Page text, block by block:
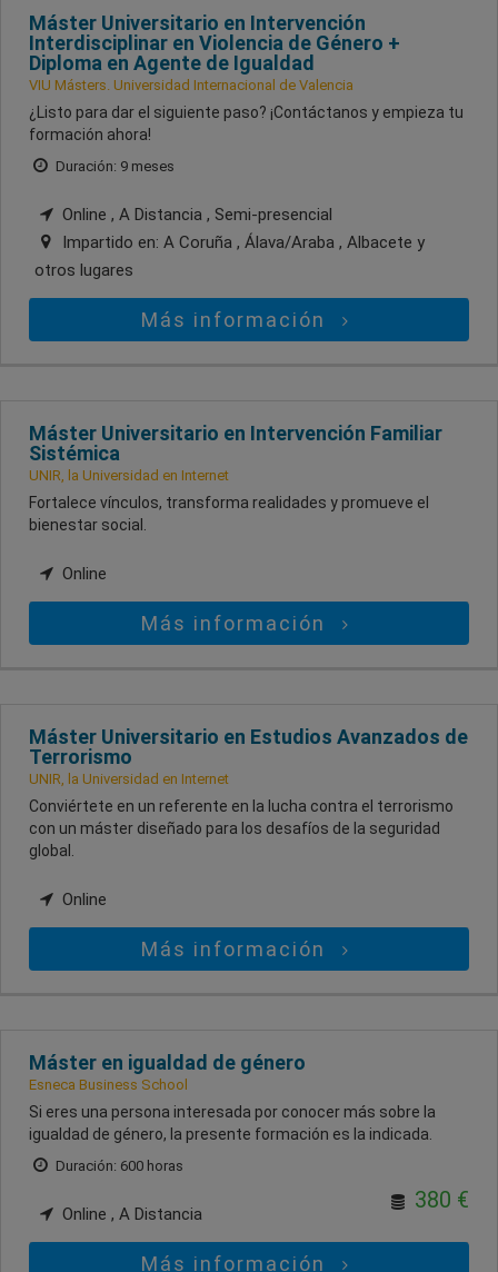
Máster Universitario en Intervención
Interdisciplinar en Violencia de Género +
Diploma en Agente de Igualdad
VIU Másters. Universidad Internacional de Valencia
¿Listo para dar el siguiente paso? ¡Contáctanos y empieza tu
formación ahora!
Duración: 9 meses
Online , A Distancia , Semi-presencial
Impartido en: A Coruña , Álava/Araba , Albacete y
otros lugares
Más información
Máster Universitario en Intervención Familiar
Sistémica
UNIR, la Universidad en Internet
Fortalece vínculos, transforma realidades y promueve el
bienestar social.
Online
Más información
Máster Universitario en Estudios Avanzados de
Terrorismo
UNIR, la Universidad en Internet
Conviértete en un referente en la lucha contra el terrorismo
con un máster diseñado para los desafíos de la seguridad
global.
Online
Más información
Máster en igualdad de género
Esneca Business School
Si eres una persona interesada por conocer más sobre la
igualdad de género, la presente formación es la indicada.
Duración: 600 horas
Online , A Distancia
380 €
Más información